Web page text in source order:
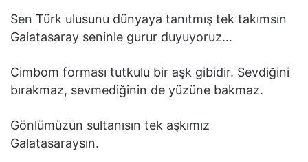
Sen Türk ulusunu dünyaya tanıtmış tek takımsın
Galatasaray seninle gurur duyuyoruz…
Cimbom forması tutkulu bir aşk gibidir. Sevdiğini
bırakmaz, sevmediğinin de yüzüne bakmaz.
Gönlümüzün sultanısın tek aşkımız
Galatasaraysın.